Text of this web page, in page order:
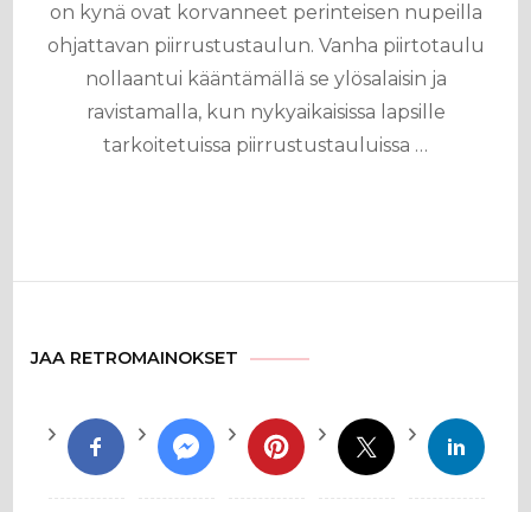
on kynä ovat korvanneet perinteisen nupeilla
ohjattavan piirrustustaulun. Vanha piirtotaulu
nollaantui kääntämällä se ylösalaisin ja
ravistamalla, kun nykyaikaisissa lapsille
tarkoitetuissa piirrustustauluissa …
JAA RETROMAINOKSET